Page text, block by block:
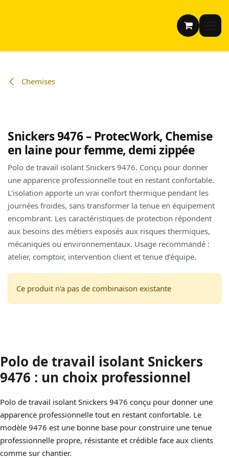
Chemises
Snickers 9476 – ProtecWork, Chemise
en laine pour femme, demi zippée
Polo de travail isolant Snickers 9476. Conçu pour donner
une apparence professionnelle tout en restant confortable.
L’isolation apporte un vrai confort thermique pendant les
journées froides, sans transformer la tenue en équipement
encombrant. Les caractéristiques de protection répondent
aux besoins des métiers exposés aux risques thermiques,
mécaniques ou environnementaux. Usage recommandé :
atelier, comptoir, intervention client et tenue d’équipe.
Ce produit n'a pas de combinaison existante
Polo de travail isolant Snickers
9476 : un choix professionnel
Polo de travail isolant Snickers 9476 conçu pour donner une
apparence professionnelle tout en restant confortable. Le
modèle 9476 est une bonne base pour construire une tenue
professionnelle propre, résistante et crédible face aux clients
comme sur chantier.